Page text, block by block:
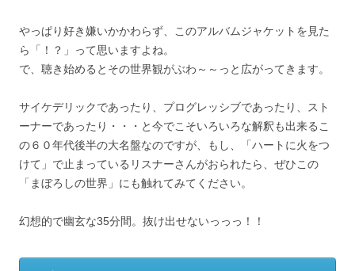
やっぱり好き嫌いかかわらず、このアルバムジャケットを見た
ら「！？」って思いますよね。
で、聴き始めるとその世界観がぶわ～～っと広がってきます。
サイケデリックであったり、プログレッシブであったり、スト
ーナーであったり・・・と今でこそいろいろな解釈も出来るこ
の６０年代後半の大名盤なのですが、もし、「ハートに火をつ
けて」で止まっているリスナーさんがおられたら、ぜひこの
「まぼろしの世界」にも触れてみてください。
幻想的で幽玄な35分間。抜け出せないっっっ！！